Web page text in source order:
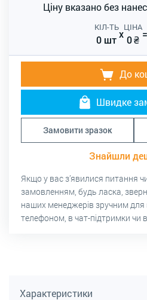
Ціну вказано без
КІЛ-ТЬ
0 штx
ЦІНА
0₴ =
До
Швидке
Замовити зразок
Знайшли
Якщо у вас з’явилися питання
замовленням, будь ласка,
наших менеджерів зручним для
телефоном, в чат-підтримки чи
Характеристики